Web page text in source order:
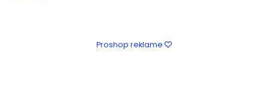
Proshop reklame